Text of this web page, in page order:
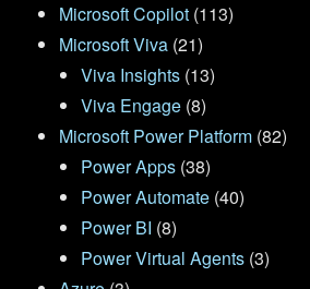
Microsoft Copilot (113)
Microsoft Viva (21)
Viva Insights (13)
Viva Engage (8)
Microsoft Power Platform (82)
Power Apps (38)
Power Automate (40)
Power BI (8)
Power Virtual Agents (3)